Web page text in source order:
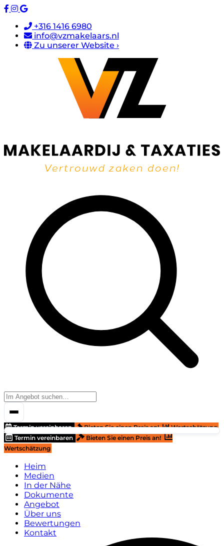
+316 1416 6980
info@vzmakelaars.nl
Zu unserer Website ›
Termin vereinbaren Bieten Sie einen Preis an!
Wertschätzung
Termin vereinbaren
Bieten Sie einen Preis an!
Wertschätzung
Heim
Medien
In der Nähe
Dokumente
Angebot
Über uns
Bewertungen
Kontakt